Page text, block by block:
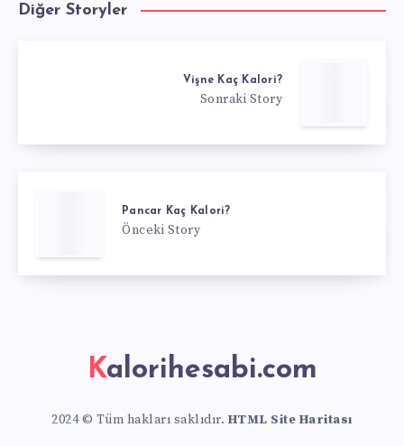
Diğer Storyler
Vişne Kaç Kalori?
Sonraki Story
Pancar Kaç Kalori?
Önceki Story
Kalorihesabi.com
2024 © Tüm hakları saklıdır. HTML Site Haritası